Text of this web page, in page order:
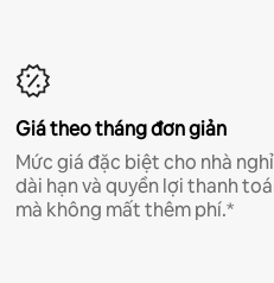
Giá theo tháng đơn giản
Mức giá đặc biệt cho nhà
dài hạn và quyền lợi thanh
mà không mất thêm phí.*